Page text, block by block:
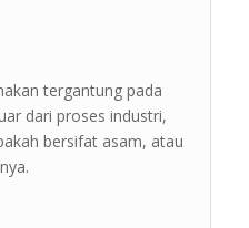
tergantung pada
dari proses industri,
bersifat asam, atau